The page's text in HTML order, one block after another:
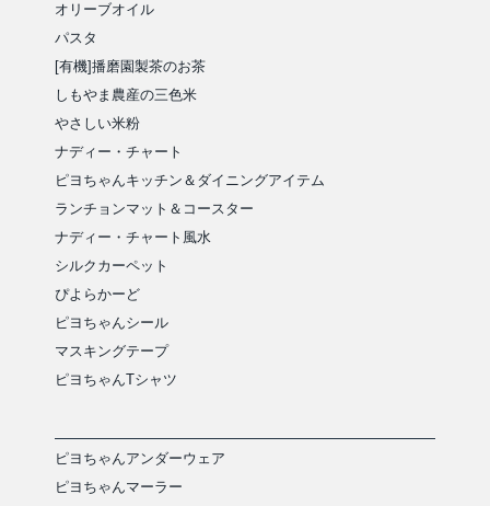
オリーブオイル
パスタ
[有機]播磨園製茶のお茶
しもやま農産の三色米
やさしい米粉
ナディー・チャート
ピヨちゃんキッチン＆ダイニングアイテム
ランチョンマット＆コースター
ナディー・チャート風水
シルクカーペット
ぴよらかーど
ピヨちゃんシール
マスキングテープ
ピヨちゃんTシャツ
ピヨちゃんアンダーウェア
ピヨちゃんマーラー